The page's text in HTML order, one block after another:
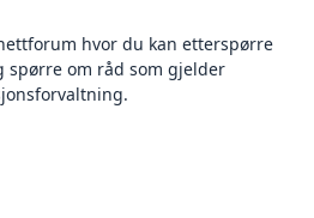
hvor du kan etterspørre
spørre om råd som gjelder